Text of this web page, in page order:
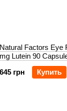
Natural Factors Eye
mg Lutein 90
645 грн
Купить